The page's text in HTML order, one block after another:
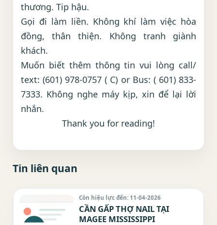
thương. Tip hậu.
Gọi đi làm liền. Không khí làm việc hòa
đồng, thân thiện. Không tranh giành
khách.
Muốn biết thêm thông tin vui lòng call/
text: (601) 978-0757 ( C) or Bus: ( 601) 833-
7333. Không nghe máy kịp, xin để lại lời
nhắn.
Thank you for reading!
Tin liên quan
Còn hiệu lực đến: 11-04-2026
CẦN GẤP THỢ NAIL TẠI
MAGEE MISSISSIPPI